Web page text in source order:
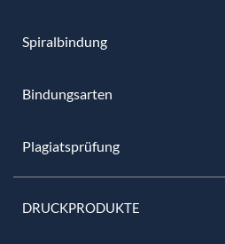
Spiralbindung
Bindungsarten
Plagiatsprüfung
DRUCKPRODUKTE